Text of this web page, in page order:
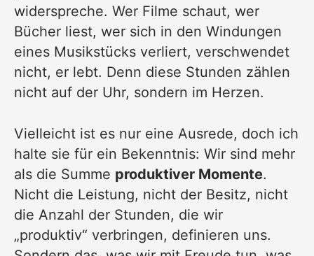
widerspreche. Wer Filme schaut, wer
Bücher liest, wer sich in den Windungen
eines Musikstücks verliert, verschwendet
nicht, er lebt. Denn diese Stunden zählen
nicht auf der Uhr, sondern im Herzen.
Vielleicht ist es nur eine Ausrede, doch ich
halte sie für ein Bekenntnis: Wir sind mehr
als die Summe produktiver Momente.
Nicht die Leistung, nicht der Besitz, nicht
die Anzahl der Stunden, die wir
„produktiv“ verbringen, definieren uns.